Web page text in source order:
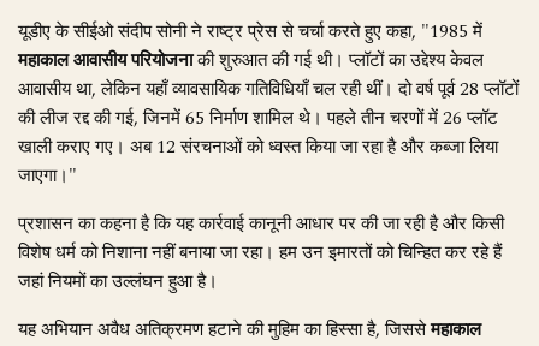
यूडीए के सीईओ संदीप सोनी ने राष्ट्र प्रेस से चर्चा करते हुए कहा, "1985 में
महाकाल आवासीय परियोजनाकी शुरुआत की गई थी। प्लॉटों का उद्देश्य केवल
आवासीय था, लेकिन यहाँ व्यावसायिक गतिविधियाँ चल रही थीं। दो वर्ष पूर्व 28 प्लॉटों
की लीज रद्द की गई, जिनमें 65 निर्माण शामिल थे। पहले तीन चरणों में 26 प्लॉट
खाली कराए गए। अब 12 संरचनाओं को ध्वस्त किया जा रहा है और कब्जा लिया
जाएगा।"
प्रशासन का कहना है कि यह कार्रवाई कानूनी आधार पर की जा रही है और किसी
विशेष धर्म को निशाना नहीं बनाया जा रहा। हम उन इमारतों को चिन्हित कर रहे हैं
जहां नियमों का उल्लंघन हुआ है।
यह अभियान अवैध अतिक्रमण हटाने की मुहिम का हिस्सा है, जिससेमहाकाल